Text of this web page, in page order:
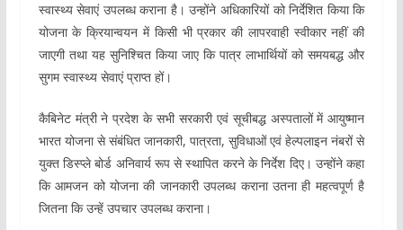
स्वास्थ्य सेवाएं उपलब्ध कराना है। उन्होंने अधिकारियों को निर्देशित किया कि
योजना के क्रियान्वयन में किसी भी प्रकार की लापरवाही स्वीकार नहीं की
जाएगी तथा यह सुनिश्चित किया जाए कि पात्र लाभार्थियों को समयबद्ध और
सुगम स्वास्थ्य सेवाएं प्राप्त हों।
कैबिनेट मंत्री ने प्रदेश के सभी सरकारी एवं सूचीबद्ध अस्पतालों में आयुष्मान
भारत योजना से संबंधित जानकारी, पात्रता, सुविधाओं एवं हेल्पलाइन नंबरों से
युक्त डिस्प्ले बोर्ड अनिवार्य रूप से स्थापित करने के निर्देश दिए। उन्होंने कहा
कि आमजन को योजना की जानकारी उपलब्ध कराना उतना ही महत्वपूर्ण है
जितना कि उन्हें उपचार उपलब्ध कराना।